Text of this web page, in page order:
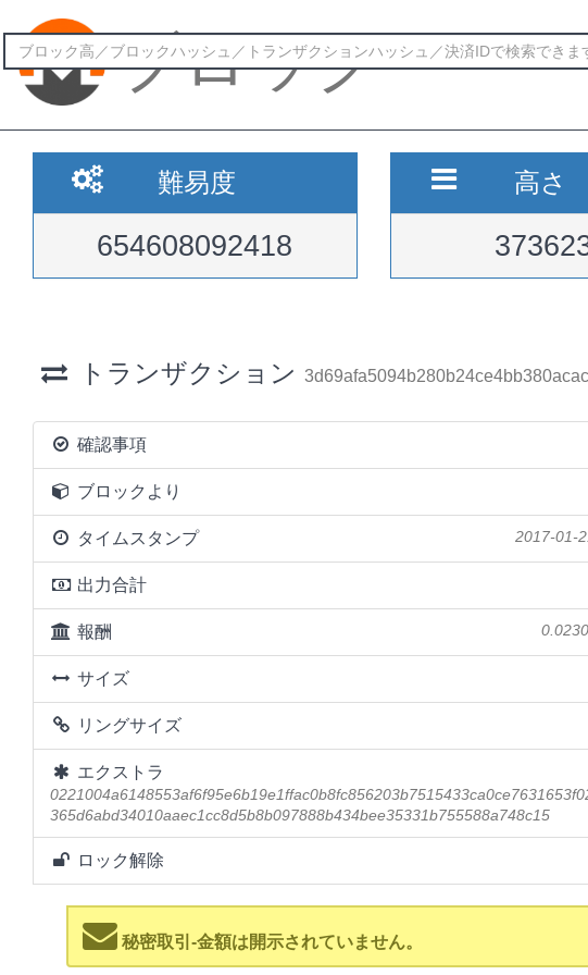
ブロック
難易度
654608092418
高さ
トランザクション
確認事項
ブロックより
タイムスタンプ 2017-01-
出力合計
報酬
サイズ
リングサイズ
エクストラ
365d6abd34010aaec1cc8d5b8b097888b434bee35331b755588a748c15
ロック解除
秘密取引-金額は開示されていません。